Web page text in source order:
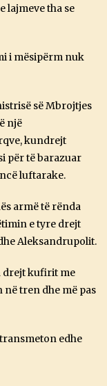
lajmeve tha se
i mësipërm nuk
së Mbrojtjes
një
kundrejt
për të barazuar
luftarake.
armë të rënda
e tyre drejt
Aleksandrupolit.
drejt kufirit me
tren dhe më pas
edhe